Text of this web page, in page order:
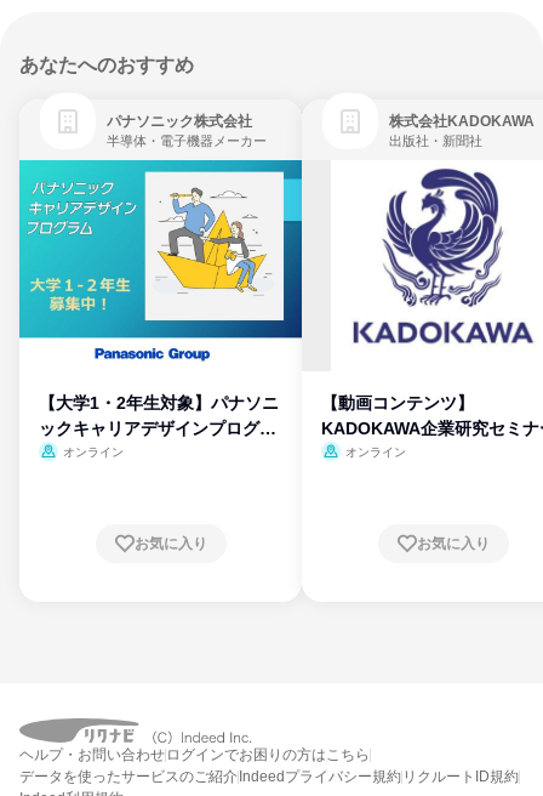
あなたへのおすすめ
パナソニック株式会社
半導体・電子機器メーカー
【大学1・2年生対象】パナソニ
ックキャリアデザインプログラ
ム
オンライン
お気に入り
株式会社KADOKAWA
出版社・新聞社
【動画コンテンツ】
KADOKAWA企業研究セミナ
オンライン
お気に入り
ヘルプ・お問い合わせ ログインでお困りの方はこちら
データを使ったサービスのご紹介 Indeedプライバシー規約 リクルートID規約